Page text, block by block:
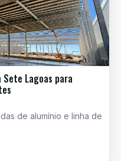
Sete Lagoas para
de alumínio e linha de